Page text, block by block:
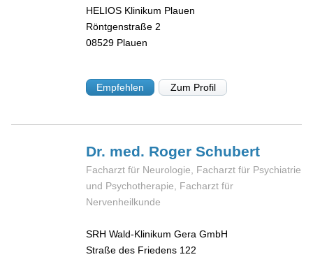
HELIOS Klinikum Plauen
Röntgenstraße 2
08529 Plauen
Empfehlen Zum Profil
Dr. med. RogerSchubert
Facharzt für Neurologie, Facharzt für Psychiatrie
und Psychotherapie, Facharzt für
Nervenheilkunde
SRH Wald-Klinikum Gera GmbH
Straße des Friedens 122